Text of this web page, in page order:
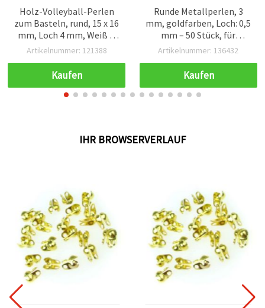
Holz-Volleyball-Perlen
zum Basteln, rund, 15 x 16
mm, Loch 4 mm, Weiß &
Schwarz (sortiert) – 10
Artikelnummer: 121388
Kaufen
Runde Metallperlen, 3
mm, goldfarben, Loch: 0,5
mm – 50 Stück, für
Schmuckherstellung &
Artikelnummer: 136432
Kaufen
IHR BROWSERVERLAUF